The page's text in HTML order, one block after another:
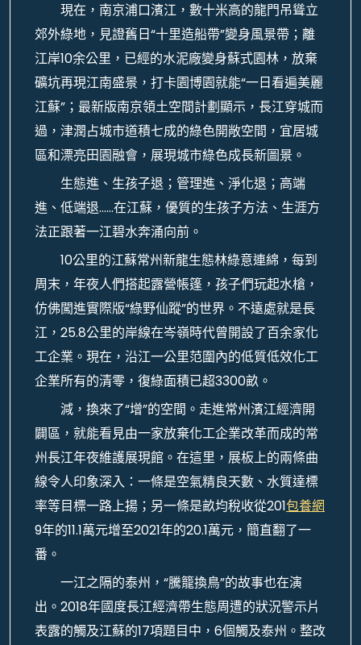
現在，南京浦口濱江，數十米高的龍門吊聳立
郊外綠地，見證舊日“十里造船帶”變身風景帶；離
江岸10余公里，已經的水泥廠變身蘇式園林，放棄
礦坑再現江南盛景，打卡園博園就能“一日看遍美麗
江蘇”；最新版南京領土空間計劃顯示，長江穿城而
過，津潤占城市道積七成的綠色開敞空間，宜居城
區和漂亮田園融會，展現城市綠色成長新圖景。
生態進、生孩子退；管理進、淨化退；高端
進、低端退……在江蘇，優質的生孩子方法、生涯方
法正跟著一江碧水奔涌向前。
10公里的江蘇常州新龍生態林綠意連綿，每到
周末，年夜人們搭起露營帳篷，孩子們玩起水槍，
仿佛闖進實際版“綠野仙蹤”的世界。不遠處就是長
江，25.8公里的岸線在岑嶺時代曾開設了百余家化
工企業。現在，沿江一公里范圍內的低質低效化工
企業所有的清零，復綠面積已超3300畝。
減，換來了“增”的空間。走進常州濱江經濟開
闢區，就能看見由一家放棄化工企業改革而成的常
州長江年夜維護展現館。在這里，展板上的兩條曲
線令人印象深入：一條是空氣精良天數、水質達標
率等目標一路上揚；另一條是畝均稅收從201包養網
9年的11.1萬元增至2021年的20.1萬元，簡直翻了一
番。
一江之隔的泰州，“騰籠換鳥”的故事也在演
出。2018年國度長江經濟帶生態周遭的狀況警示片
表露的觸及江蘇的17項題目中，6個觸及泰州。整改